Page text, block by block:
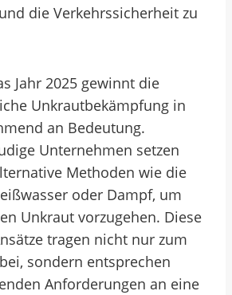
die Verkehrssicherheit zu
Jahr 2025 gewinnt die
Unkrautbekämpfung in
an Bedeutung.
Unternehmen setzen
Methoden wie die
oder Dampf, um
Unkraut vorzugehen. Diese
tragen nicht nur zum
sondern entsprechen
Anforderungen an eine